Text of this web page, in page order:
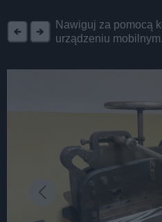
Nawiguj za pomocą
urządzeniu mobilnym.